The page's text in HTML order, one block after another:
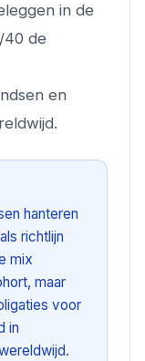
in de
40 de
en
hanteren
richtlijn
mix
maar
voor
in